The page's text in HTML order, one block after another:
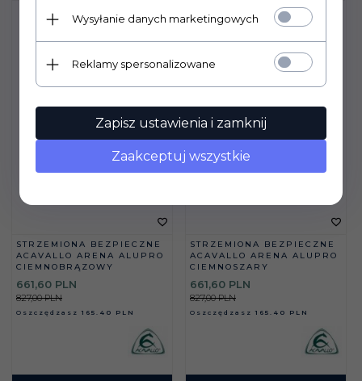
STRZEMIONA BEZPIECZNE
ACAVALLO ARENA ALUPRO
CIEMNOBRĄZOWY
661,60 PLN
827,00 PLN
Oszczędzasz 165.40 PLN
STRZEMIONA BEZPIECZNE
ACAVALLO ARENA ALUPRO
CIEMNOSZARY
661,60 PLN
827,00 PLN
Oszczędzasz 165.40 PLN
Wysyłanie danych marketingowych
Reklamy spersonalizowane
Zapisz ustawienia i zamknij
Zaakceptuj wszystkie